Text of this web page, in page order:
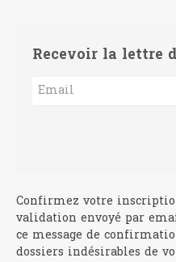
Recevoir la lettre
Confirmez votre
validation envoyé par
ce message de
dossiers indésirables de